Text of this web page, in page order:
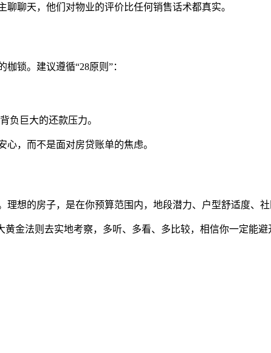
聊天，他们对物业的评价比任何销售话术都真实。
锁。建议遵循“28原则”：
负巨大的还款压力。
，而不是面对房贷账单的焦虑。
想的房子，是在你预算范围内，地段潜力、户型舒适度、
金法则去实地考察，多听、多看、多比较，相信你一定能